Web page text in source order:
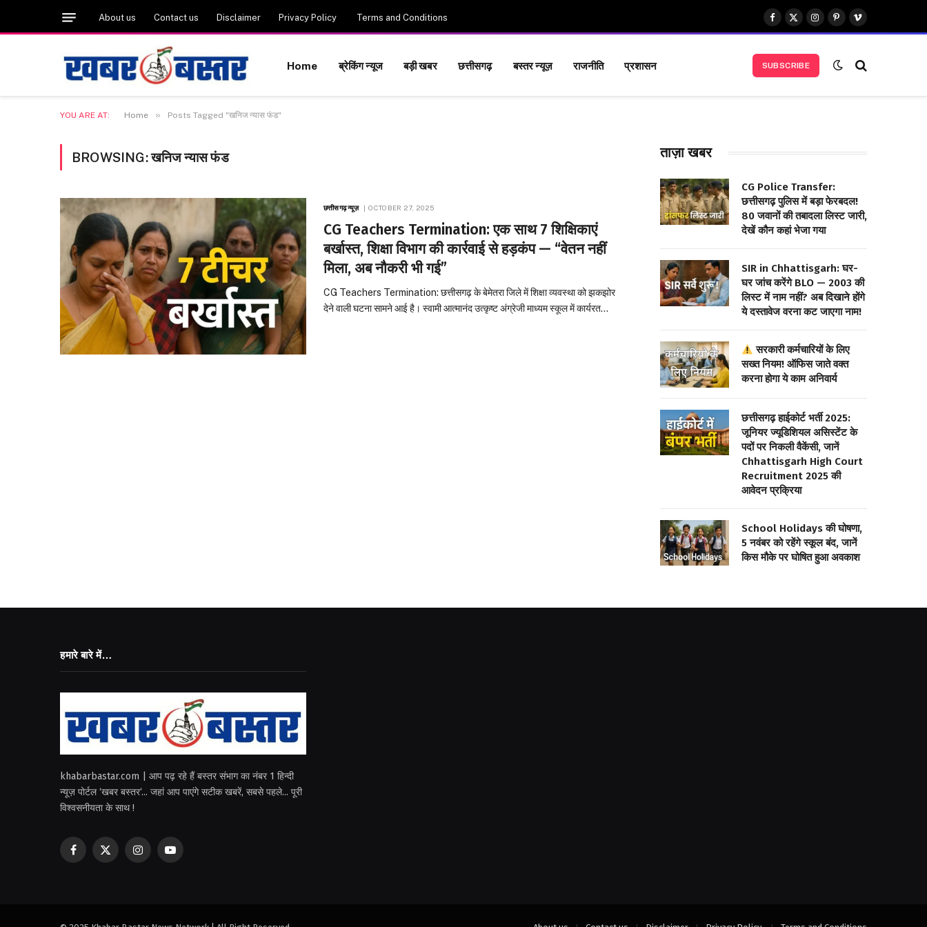
About us Contact us Disclaimer Privacy Policy Terms and Conditions
Facebook
X
(Twitter)
Instagram
Pinterest
Vimeo
Home ब्रेकिंग न्यूज बड़ी खबर छत्तीसगढ़ बस्तर न्यूज़ राजनीति प्रशासन SUBSCRIBE
YOU ARE AT: Home » Posts Tagged "खनिज न्यास फंड"
BROWSING:खनिज न्यास फंड
छत्तीसगढ़ न्यूज़ OCTOBER 27, 2025
CG Teachers Termination: एक साथ 7 शिक्षिकाएं
बर्खास्त, शिक्षा विभाग की कार्रवाई से हड़कंप — “वेतन नहीं
मिला, अब नौकरी भी गई”
CG Teachers Termination: छत्तीसगढ़ के बेमेतरा जिले में शिक्षा व्यवस्था को झकझोर
देने वाली घटना सामने आई है। स्वामी आत्मानंद उत्कृष्ट अंग्रेजी माध्यम स्कूल में कार्यरत…
ताज़ा खबर
CG Police Transfer:
छत्तीसगढ़ पुलिस में बड़ा फेरबदल!
80 जवानों की तबादला लिस्ट जारी,
देखें कौन कहां भेजा गया
SIR in Chhattisgarh: घर-
घर जांच करेंगे BLO — 2003 की
लिस्ट में नाम नहीं? अब दिखाने होंगे
ये दस्तावेज वरना कट जाएगा नाम!
सरकारी कर्मचारियों के लिए
सख्त नियम! ऑफिस जाते वक्त
करना होगा ये काम अनिवार्य
छत्तीसगढ़ हाईकोर्ट भर्ती 2025:
जूनियर ज्यूडिशियल असिस्टेंट के
पदों पर निकली वैकेंसी, जानें
Chhattisgarh High Court
Recruitment 2025 की
आवेदन प्रक्रिया
School Holidays की घोषणा,
5 नवंबर को रहेंगे स्कूल बंद, जानें
किस मौके पर घोषित हुआ अवकाश
हमारे बारे में…
khabarbastar.com | आप पढ़ रहे हैं बस्तर संभाग का नंबर 1 हिन्दी
न्यूज़ पोर्टल ‘खबर बस्तर‘... जहां आप पाएंगे सटीक खबरें, सबसे पहले... पूरी
विश्वसनीयता के साथ !
Facebook
X
InstagramYouTube